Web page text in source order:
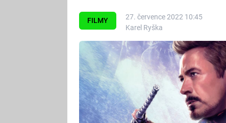
FILMY
27. července 2022 10:45
Karel Ryška